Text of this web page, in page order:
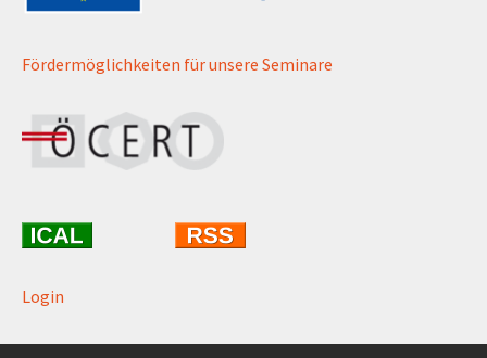
Fördermöglichkeiten für unsere Seminare
Login